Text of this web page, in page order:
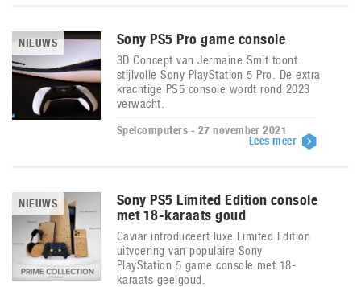
NIEUWS Sony PS5 Pro game console
3D Concept van Jermaine Smit toont
stijlvolle Sony PlayStation 5 Pro. De extra
krachtige PS5 console wordt rond 2023
verwacht.
Spelcomputers - 27 november 2021
Lees meer
NIEUWS
Sony PS5 Limited Edition console
met 18-karaats goud
Caviar introduceert luxe Limited Edition
uitvoering van populaire Sony
PlayStation 5 game console met 18-
karaats geelgoud.